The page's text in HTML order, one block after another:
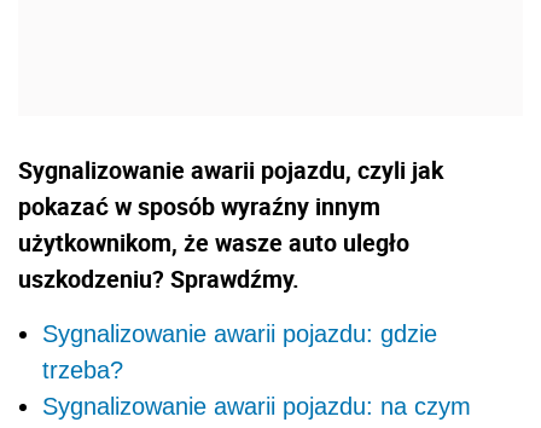
Sygnalizowanie awarii pojazdu, czyli jak
pokazać w sposób wyraźny innym
użytkownikom, że wasze auto uległo
uszkodzeniu? Sprawdźmy.
Sygnalizowanie awarii pojazdu: gdzie
trzeba?
Sygnalizowanie awarii pojazdu: na czym